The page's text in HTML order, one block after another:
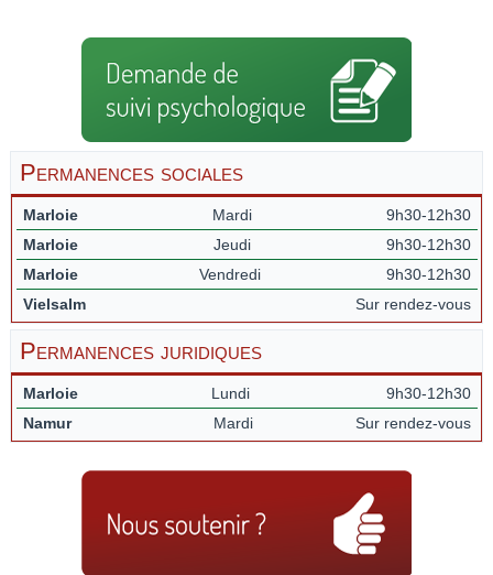
Permanences sociales
Marloie Mardi
9h30-12h30
Marloie
Jeudi
9h30-12h30
Marloie
Vendredi
9h30-12h30
Vielsalm
Sur rendez-vous
Permanences juridiques
Marloie Lundi
9h30-12h30
Namur
Mardi Sur rendez-vous